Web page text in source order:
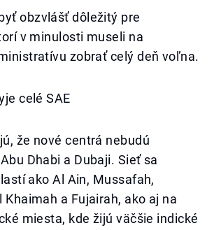
obzvlášť dôležitý pre
v minulosti museli na
zobrať celý deň voľna.
celé SAE
že nové centrá nebudú
Dhabi a Dubaji. Sieť sa
ako Al Ain, Mussafah,
Khaimah a Fujairah, ako aj na
miesta, kde žijú väčšie indické